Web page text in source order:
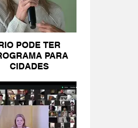
PODE TER
PARA
CIDADES